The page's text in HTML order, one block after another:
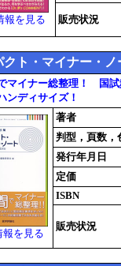
報を見る 販売状況
クト・マイナー・ノ
マイナー総整理！ 国
ンディサイズ！
報を見る
著者
判型，頁数，
発行年月日
定価
ISBN
販売状況